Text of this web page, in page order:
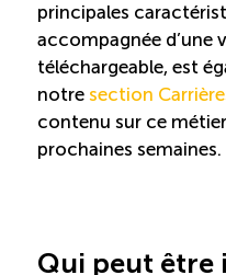
Boomerang
Saisonnalité
Chantier sur la
principales
accompagnée d’une
téléchargeable, est
notre section
contenu sur ce
prochaines semaines.
Qui peut être